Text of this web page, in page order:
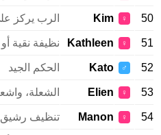
50
♀
Kim الرب يركز
51
♀
Kathleen نظيفة نقية أو
52
♂
Kato الحكم الجيد
53
♀
Elien الشعلة،
54
♀
Manon تنظيف رشيق